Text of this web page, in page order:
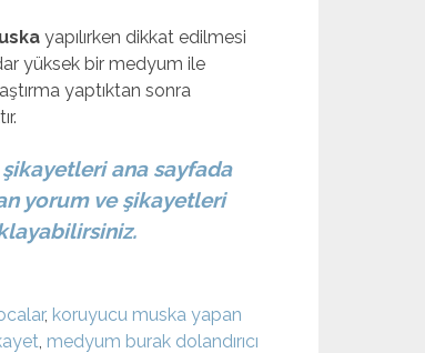
yapılırken dikkat edilmesi
yüksek bir medyum ile
yaptıktan sonra
ana sayfada
yorum ve şikayetleri
, koruyucu muska yapan
, medyum burak dolandırıcı